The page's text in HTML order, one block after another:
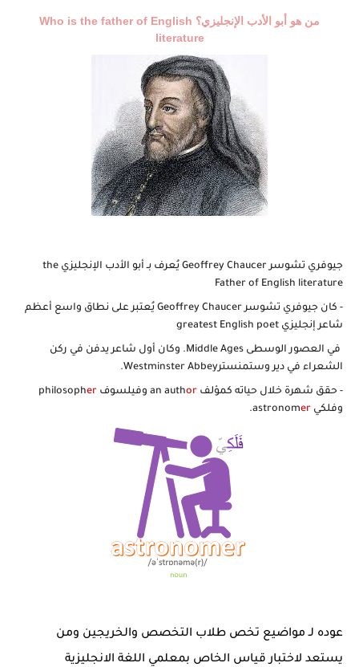
من هو أبو الأدب الإنجليزي؟ Who is the father of English
literature
جيوفري تشوسر Geoffrey Chaucer يُعرف بـ أبو الأدب الإنجليزي the
Father of English literature
- كان جيوفري تشوسر Geoffrey Chaucer يُعتبر على نطاق واسع أعظم
شاعر إنجليزي greatest English poet
في العصور الوسطى Middle Ages. وكان أول شاعر يدفن في ركن
الشعراء في دير وستمنسترWestminster Abbey.
- حقق شهرة خلال حياته كمؤلف an auth or وفيلسوف philosoph er
وفلكي astronom er
.
عوده لـ مواضيع تخص طلاب التخصص والخريجين ومن
يستعد لاختبار قياس الخاص بمعلمي اللغة الانجليزية